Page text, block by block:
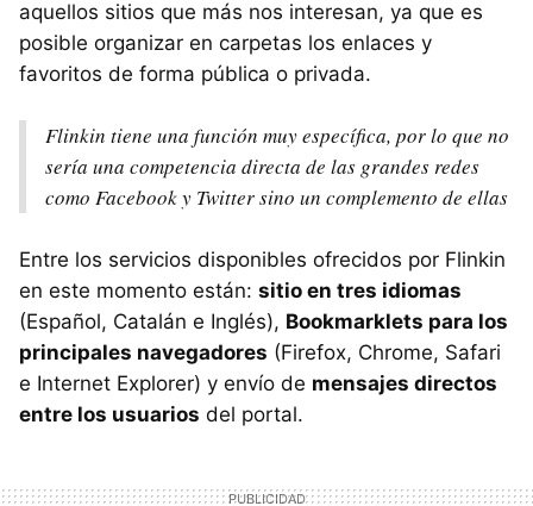
aquellos sitios que más nos interesan, ya que es
posible organizar en carpetas los enlaces y
favoritos de forma pública o privada.
Flinkin tiene una función muy específica, por lo que no
sería una competencia directa de las grandes redes
como Facebook y Twitter sino un complemento de ellas
Entre los servicios disponibles ofrecidos por Flinkin
en este momento están: sitio en tres idiomas
(Español, Catalán e Inglés), Bookmarklets para los
principales navegadores (Firefox, Chrome, Safari
e Internet Explorer) y envío de mensajes directos
entre los usuarios del portal.